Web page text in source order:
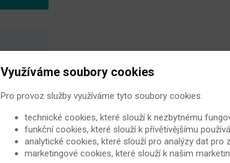
Využíváme soubory cookies
Pro provoz služby využíváme tyto soubory cookies:
technické cookies, které slouží k nezbytnému
funkční cookies, které slouží k přívětivějšímu
analytické cookies, které slouží pro analýzy dat pro
marketingové cookies, které slouží k našim